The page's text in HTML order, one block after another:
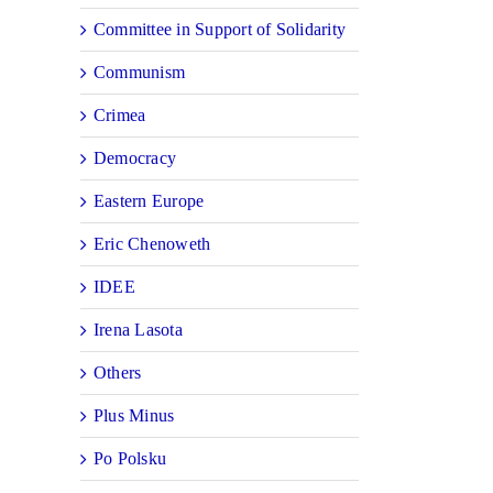
Committee in Support of Solidarity
Communism
Crimea
Democracy
Eastern Europe
Eric Chenoweth
IDEE
Irena Lasota
Others
Plus Minus
Po Polsku